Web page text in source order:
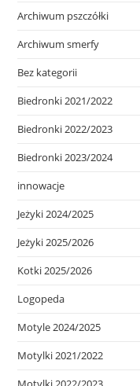
Archiwum pszczółki
Archiwum smerfy
Bez kategorii
Biedronki 2021/2022
Biedronki 2022/2023
Biedronki 2023/2024
innowacje
Jeżyki 2024/2025
Jeżyki 2025/2026
Kotki 2025/2026
Logopeda
Motyle 2024/2025
Motylki 2021/2022